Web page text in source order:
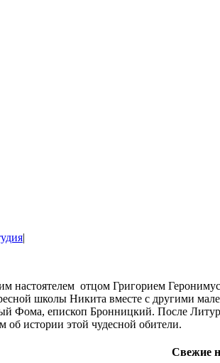
|
настоятелем отцом Григорием
школы Никита вместе с другими
Фома, епископ Бронницкий. После
об истории этой чудесной обители.
Свежие